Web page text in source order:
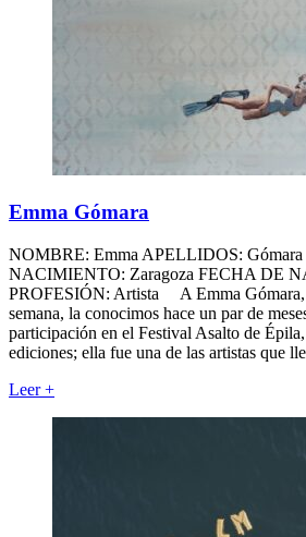
Emma Gómara
NOMBRE: Emma APELLIDOS:
NACIMIENTO: Zaragoza FECHA DE
PROFESIÓN: Artista A Emma Gómara,
semana, la conocimos hace un par de
participación en el Festival Asalto de
ediciones; ella fue una de las artistas que
Leer+